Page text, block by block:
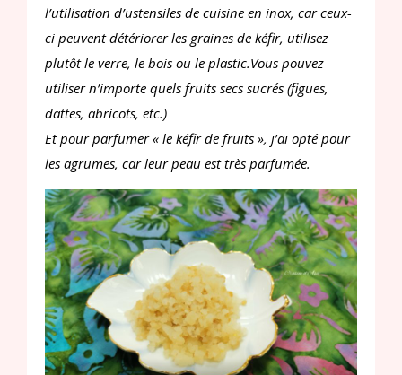
l’utilisation d’ustensiles de cuisine en inox, car ceux-
ci peuvent détériorer les graines de kéfir, utilisez
plutôt le verre, le bois ou le plastic.Vous pouvez
utiliser n’importe quels fruits secs sucrés (figues,
dattes, abricots, etc.)
Et pour parfumer « le kéfir de fruits », j’ai opté pour
les agrumes, car leur peau est très parfumée.